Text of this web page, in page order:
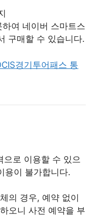
하여 네이버 스마트스
구매할 수 있습니다.
경기투어패스 통
으로 이용할 수 있으
용이 불가합니다.
의 경우, 예약 없이
오니 사전 예약을 부